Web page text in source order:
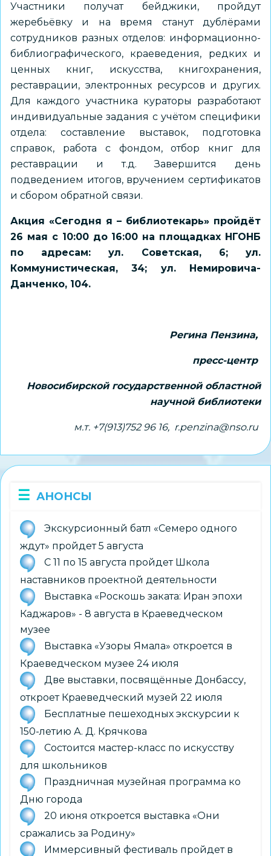
Участники получат бейджики, пройдут
жеребьёвку и на время станут дублёрами
сотрудников разных отделов: информационно-
библиографического, краеведения, редких и
ценных книг, искусства, книгохранения,
реставрации, электронных ресурсов и других.
Для каждого участника кураторы разработают
индивидуальные задания с учётом специфики
отдела: составление выставок, подготовка
справок, работа с фондом, отбор книг для
реставрации и т.д. Завершится день
подведением итогов, вручением сертификатов
и сбором обратной связи.
Акция «Сегодня я – библиотекарь» пройдёт
26 мая с 10:00 до 16:00 на площадках НГОНБ
по адресам: ул. Советская, 6; ул.
Коммунистическая, 34; ул. Немировича-
Данченко, 104.
Регина Пензина,
пресс-центр
Новосибирской государственной областной
научной библиотеки
м.т. +7(913)752 96 16, r.penzina@nso.ru
АНОНСЫ
Экскурсионный батл «Семеро одного
ждут» пройдет 5 августа
С 11 по 15 августа пройдет Школа
наставников проектной деятельности
Выставка «Роскошь заката: Иран эпохи
Каджаров» - 8 августа в Краеведческом
музее
Выставка «Узоры Ямала» откроется в
Краеведческом музее 24 июля
Две выставки, посвящённые Донбассу,
откроет Краеведческий музей 22 июля
Бесплатные пешеходных экскурсии к
150-летию А. Д. Крячкова
Состоится мастер-класс по искусству
для школьников
Праздничная музейная программа ко
Дню города
20 июня откроется выставка «Они
сражались за Родину»
Иммерсивный фестиваль пройдет в